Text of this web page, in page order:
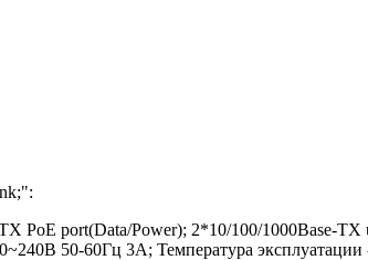
":
PoE port(Data/Power); 2*10/100/1000Base-
50-60Гц 3A; Температура эксплуатации